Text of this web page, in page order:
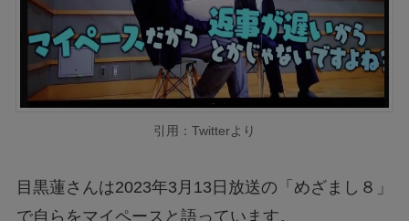
引用：Twitterより
目黒蓮さんは2023年3月13日放送の「めざまし８」
で自らをマイペースと語っています。